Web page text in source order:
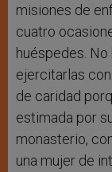
misiones de
cuatro
huéspedes.
ejercitarlas
de caridad
estimada por
monasterio,
una mujer de